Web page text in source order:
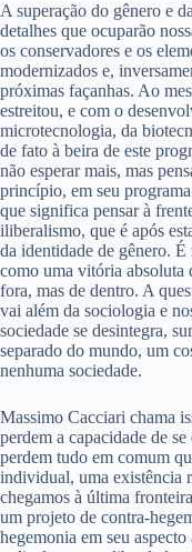
A superação do gênero e
detalhes que ocuparão
os conservadores e os
modernizados e,
próximas façanhas. Ao
estreitou, e com o
microtecnologia, da
de fato à beira de este
não esperar mais, mas
princípio, em seu
que significa pensar à
iliberalismo, que é após
da identidade de gênero.
como uma vitória absoluta
fora, mas de dentro. A
vai além da sociologia e
sociedade se desintegra,
separado do mundo, um
nenhuma sociedade.
Massimo Cacciari chama
perdem a capacidade de
perdem tudo em comum
individual, uma existência
chegamos à última
um projeto de contra-
hegemonia em seu